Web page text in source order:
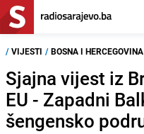
/ VIJESTI / BOSNA I HERCEGOVINA
Sjajna vijest iz
EU - Zapadni
šengensko